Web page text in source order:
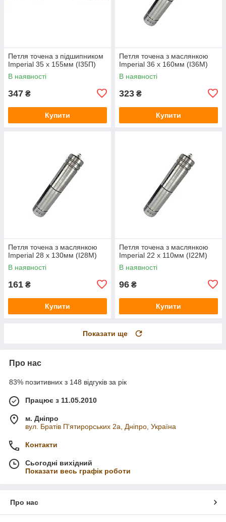
Петля точена з підшипником
Imperial 35 x 155мм (I35П)
В наявності
347 ₴
Купити
Петля точена з маслянкою
Imperial 36 x 160мм (I36M)
В наявності
323 ₴
Купити
Петля точена з маслянкою
Imperial 28 x 130мм (I28M)
В наявності
161 ₴
Купити
Петля точена з маслянкою
Imperial 22 x 110мм (I22M)
В наявності
96 ₴
Купити
Показати ще
Про нас
83% позитивних з 148 відгуків за рік
Працює з 11.05.2010
м. Дніпро
вул. Братів П'ятирорських 2а, Дніпро, Україна
Контакти
Сьогодні вихідний
Показати весь графік роботи
Про нас